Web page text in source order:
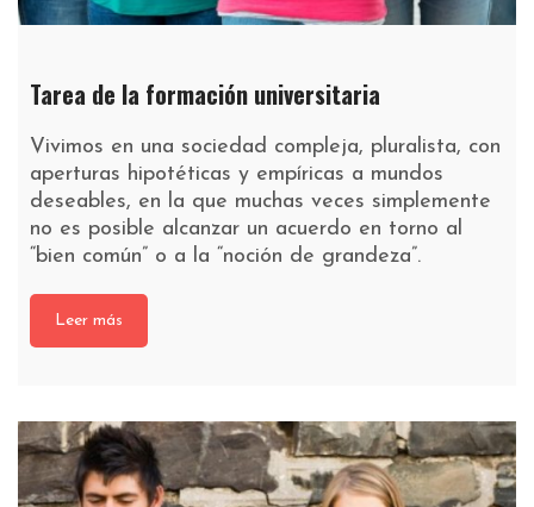
Tarea de la formación universitaria
Vivimos en una sociedad compleja, pluralista, con
aperturas hipotéticas y empíricas a mundos
deseables, en la que muchas veces simplemente
no es posible alcanzar un acuerdo en torno al
“bien común” o a la “noción de grandeza”.
Leer más